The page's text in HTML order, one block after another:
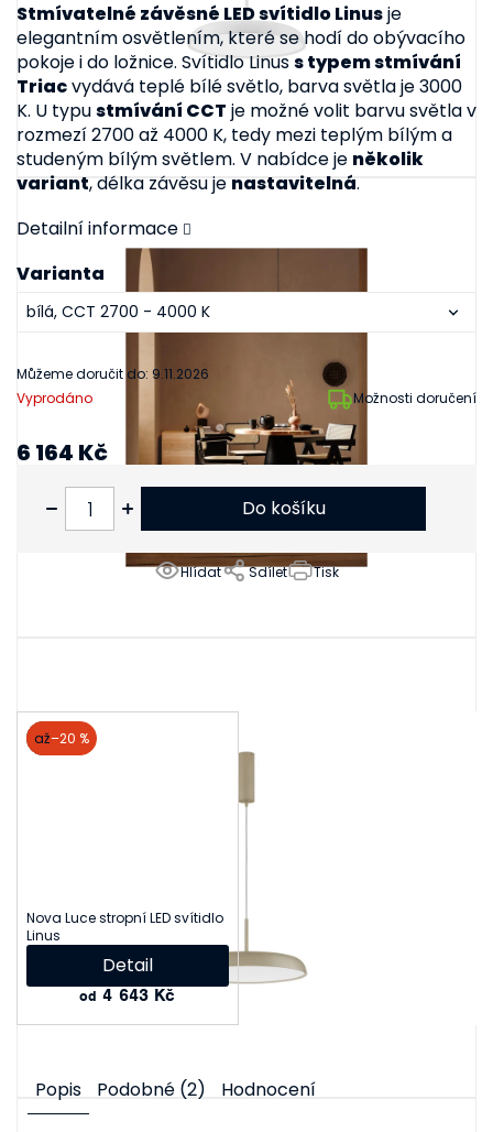
Vyprodáno Možnosti doručení
Varianta
Můžeme doručit do: 9.11.2026
Stmívatelné závěsné LED svítidlo Linusje
elegantním osvětlením, které se hodí do obývacího
pokoje i do ložnice. Svítidlo Linuss typem stmívání
Triacvydává teplé bílé světlo, barva světla je 3000
K. U typustmívání CCT je možné volit barvu světla v
rozmezí 2700 až 4000 K, tedy mezi teplým bílým a
studeným bílým světlem. V nabídce je několik
variant, délka závěsu je nastavitelná.
Detailní informace
Tisk
Hlídat Sdílet
6 164 Kč
Do košíku
akce
až–20 %
Nova Luce stropní LED svítidlo
Linus
od 4 643 Kč
Detail
Popis Podobné (2) Hodnocení